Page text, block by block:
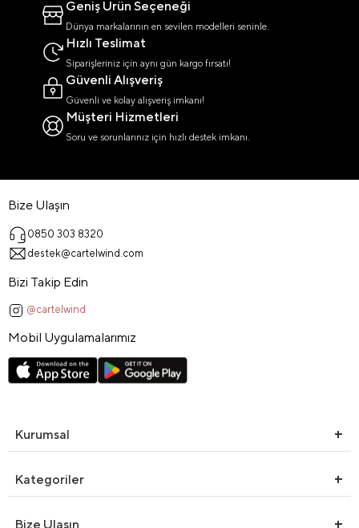
Geniş Ürün Seçeneği
Dünya markalarının en sevilen modelleri seninle.
Hızlı Teslimat
Siparişleriniz için aynı gün kargo fırsatı!
Güvenli Alışveriş
Güvenli ve kolay alışveriş imkanı!
Müşteri Hizmetleri
Soru ve sorunlarınız için hızlı destek imkanı.
Bize Ulaşın
0850 303 8320
destek@cartelwind.com
Bizi Takip Edin
@cartelwind
Mobil Uygulamalarımız
Kurumsal
Kategoriler
Bize Ulaşın